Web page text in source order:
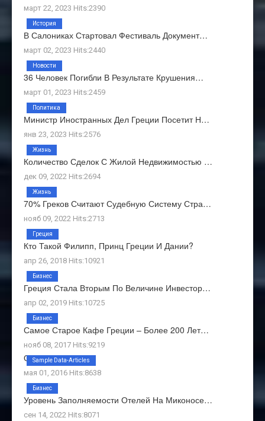
март 22, 2023 Hits:2390
В Салониках Стартовал Фестиваль Документ…
март 02, 2023 Hits:2440
История
36 Человек Погибли В Результате Крушения…
март 01, 2023 Hits:2459
Новости
Министр Иностранных Дел Греции Посетит Н…
янв 23, 2023 Hits:2576
Политика
Количество Сделок С Жилой Недвижимостью …
дек 09, 2022 Hits:2694
Жизнь
70% Греков Считают Судебную Систему Стра…
нояб 09, 2022 Hits:2713
Жизнь
Кто Такой Филипп, Принц Греции И Дании?
апр 26, 2018 Hits:10921
Греция
Греция Стала Вторым По Величине Инвестор…
апр 02, 2019 Hits:10725
Бизнес
Самое Старое Кафе Греции – Более 200 Лет…
нояб 08, 2017 Hits:9219
Бизнес
О Нас
мая 01, 2016 Hits:8638
Sample Data-Articles
Уровень Заполняемости Отелей На Миконосе…
сен 14, 2022 Hits:8071
Бизнес